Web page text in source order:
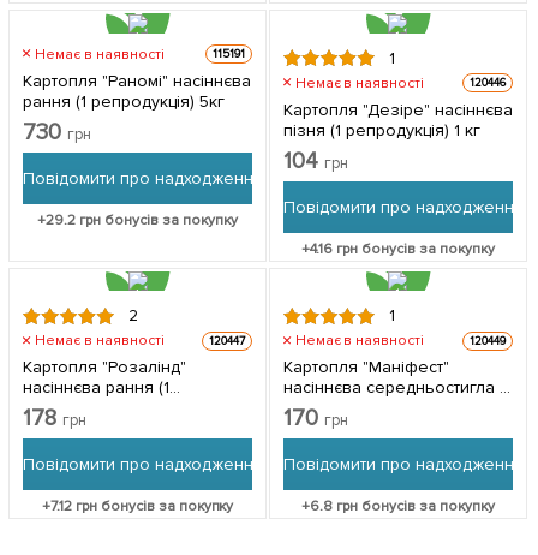
Немає в наявності 115191
Картопля "Раномі" насіннєва
рання (1 репродукція) 5кг
730 грн
Повідомити про надходження
+29.2 грн бонусів за покупку
1
Немає в наявності 120446
Картопля "Дезіре" насіннєва
пізня (1 репродукція) 1 кг
104 грн
Повідомити про надходження
+4.16 грн бонусів за покупку
2
Немає в наявності 120447
Картопля "Розалінд"
насіннєва рання (1
репродукція) 1кг
178 грн
Повідомити про надходження
+7.12 грн бонусів за покупку
1
Немає в наявності 120449
Картопля "Маніфест"
насіннєва середньостигла (1
репродукція) 1кг
170 грн
Повідомити про надходження
+6.8 грн бонусів за покупку